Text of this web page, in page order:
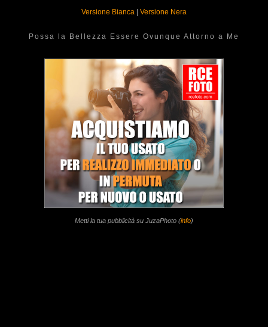
Versione Bianca | Versione Nera
Possa la Bellezza Essere Ovunque Attorno a Me
Metti la tua pubblicità su JuzaPhoto (info)